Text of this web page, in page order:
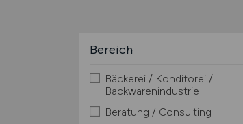
Bereich
Bäckerei / Konditorei /
Backwarenindustrie
Beratung / Consulting